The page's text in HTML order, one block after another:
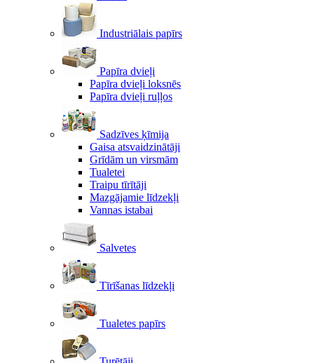
Industriālais papīrs
Papīra dvieļi
Papīra dvieļi loksnēs
Papīra dvieļi ruļļos
Sadzīves ķīmija
Gaisa atsvaidzinātāji
Grīdām un virsmām
Tualetei
Traipu tīrītāji
Mazgājamie līdzekļi
Vannas istabai
Salvetes
Tīrīšanas līdzekļi
Tualetes papīrs